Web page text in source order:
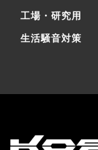
工場・研究用
生活騒音対策